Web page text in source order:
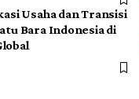
Usaha dan Transisi
Bara Indonesia di